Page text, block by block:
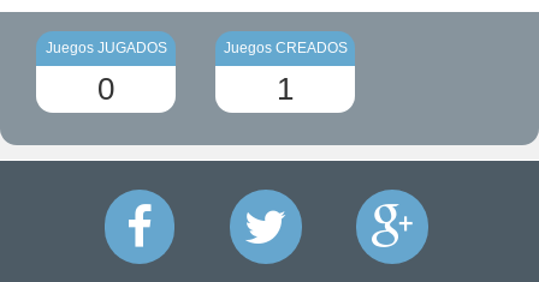
Juegos JUGADOS
0
Juegos CREADOS
1